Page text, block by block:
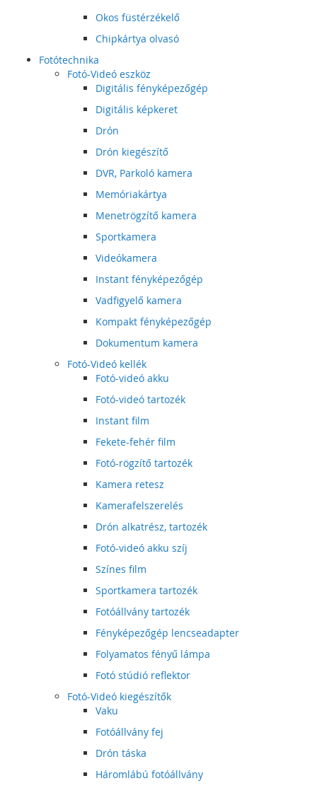
Okos füstérzékelő
Chipkártya olvasó
Fotótechnika
Fotó-Videó eszköz
Digitális fényképezőgép
Digitális képkeret
Drón
Drón kiegészítő
DVR, Parkoló kamera
Memóriakártya
Menetrögzítő kamera
Sportkamera
Videókamera
Instant fényképezőgép
Vadfigyelő kamera
Kompakt fényképezőgép
Dokumentum kamera
Fotó-Videó kellék
Fotó-videó akku
Fotó-videó tartozék
Instant film
Fekete-fehér film
Fotó-rögzítő tartozék
Kamera retesz
Kamerafelszerelés
Drón alkatrész, tartozék
Fotó-videó akku szíj
Színes film
Sportkamera tartozék
Fotóállvány tartozék
Fényképezőgép lencseadapter
Folyamatos fényű lámpa
Fotó stúdió reflektor
Fotó-Videó kiegészítők
Vaku
Fotóállvány fej
Drón táska
Háromlábú fotóállvány